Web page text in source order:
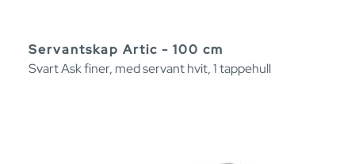
Servantskap Artic - 100 cm
Svart Ask finer, med servant hvit, 1 tappehull